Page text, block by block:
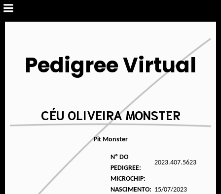
Pedigree Virtual
CÉU OLIVEIRA MONSTER
Pit Monster
Nº DO
PEDIGREE:
2023.407.5623
MICROCHIP:
NASCIMENTO: 15/07/2023